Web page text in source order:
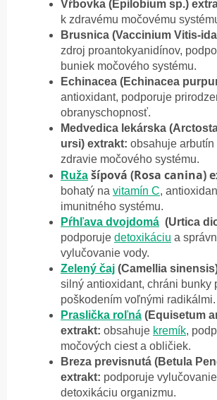
Vŕbovka (Epilobium sp.)
k zdravému močovému
Brusnica (Vaccinium Vitis-
zdroj proantokyanidínov,
buniek močového systému.
Echinacea (Echinacea
antioxidant, podporuje
obranyschopnosť.
Medvedica lekárska
ursi) extrakt: obsahuje
zdravie močového systému.
Ruža šípová (Rosa canina)
bohatý na vitamín C,
imunitného systému.
Pŕhľava dvojdomá (Urtica
podporuje detoxikáciu a
vylučovanie vody.
Zelený čaj (Camellia
silný antioxidant, chráni bunky
poškodením voľnými radikálmi.
Praslička roľná (Equisetum
extrakt: obsahuje kremík,
močových ciest a obličiek.
Breza previsnutá (Betula
extrakt: podporuje
detoxikáciu organizmu.